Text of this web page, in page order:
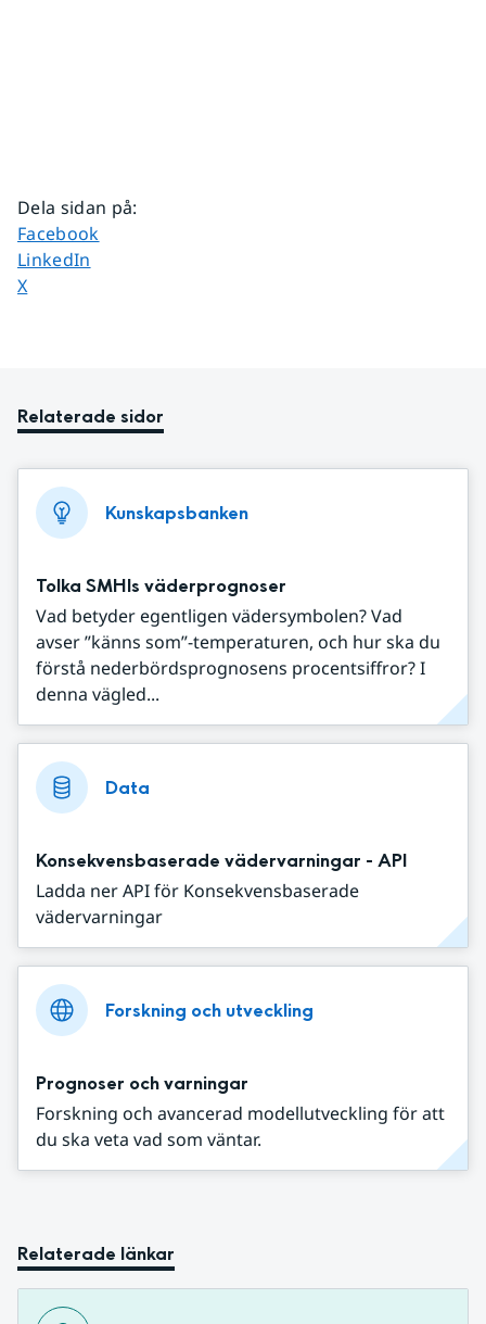
Dela sidan på:
Dela sidan på
Facebook
Dela sidan på
LinkedIn
Dela sidan på
X
Relaterade sidor
Kunskapsbanken
Tolka SMHIs väderprognoser
Vad betyder egentligen vädersymbolen? Vad
avser ”känns som”-temperaturen, och hur ska du
förstå nederbördsprognosens procentsiffror? I
denna vägled...
Data
Konsekvensbaserade vädervarningar - API
Ladda ner API för Konsekvensbaserade
vädervarningar
Forskning och utveckling
Prognoser och varningar
Forskning och avancerad modellutveckling för att
du ska veta vad som väntar.
Relaterade länkar